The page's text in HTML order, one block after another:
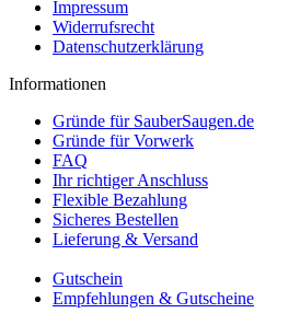
Impressum
Widerrufsrecht
Datenschutzerklärung
Informationen
Gründe für SauberSaugen.de
Gründe für Vorwerk
FAQ
Ihr richtiger Anschluss
Flexible Bezahlung
Sicheres Bestellen
Lieferung & Versand
Gutschein
Empfehlungen & Gutscheine